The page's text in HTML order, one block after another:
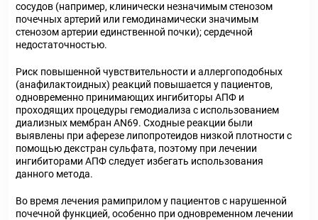
сосудов (например, клинически незначимым стенозом
почечных артерий или гемодинамически значимым
стенозом артерии единственной почки); сердечной
недостаточностью.
Риск повышенной чувствительности и аллергоподобных
(анафилактоидных) реакций повышается у пациентов,
одновременно принимающих ингибиторы АПФ и
проходящих процедуры гемодиализа с использованием
диализных мембран AN69. Сходные реакции были
выявлены при аферезе липопротеидов низкой плотности с
помощью декстран сульфата, поэтому при лечении
ингибиторами АПФ следует избегать использования
данного метода.
Во время лечения рамиприлом у пациентов с нарушенной
почечной функцией, особенно при одновременном лечении